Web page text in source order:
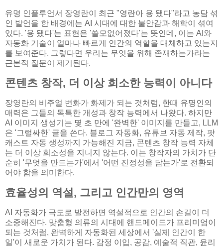
유명 인플루언서 장영란이 최근 "영란아 용 됐다"라고 농담 섞
인 발언을 한 배경에는 AI 시대에 대한 불안감과 해학이 섞여
있다. '용 됐다'는 표현은 '쓸모없어졌다'는 뜻인데, 이는 AI와
자동화 기술이 얼마나 빠르게 인간의 역할을 대체하고 있는지
를 보여준다. 그렇다면 우리는 무엇을 위해 존재하는가라는
근본적 질문이 제기된다.
콘텐츠 창작, 더 이상 희소한 능력이 아니다
장영란의 비주얼 변화가 화제가 되는 것처럼, 한때 유명인의
매력은 그들의 독특한 개성과 창작 능력에서 나왔다. 하지만
AI 이미지 생성기는 몇 초 만에 '완벽한' 이미지를 만들고, LLM
은 '그럴싸한' 글을 쓴다. 블로그 자동화, 유튜브 자동 제작, 팟
캐스트 자동 생성까지 가능해진 지금, 콘텐츠 창작 능력 자체
는 더 이상 희소성을 지니지 않는다. 이는 창작자의 가치가 단
순히 '무엇을 만드는가'에서 '어떤 진정성을 담는가'로 전환되
어야 함을 의미한다.
효율성의 역설, 그리고 인간만의 영역
AI 자동화가 극도로 발전하면 역설적으로 인간의 손길이 더
소중해진다. 맞춤형 의류의 시대에 핸드메이드가 프리미엄이
되는 것처럼, 완벽하게 자동화된 세상에서 '실제 인간이 한
일'이 새로운 가치가 된다. 감정 이입, 공감, 예술적 직관, 윤리